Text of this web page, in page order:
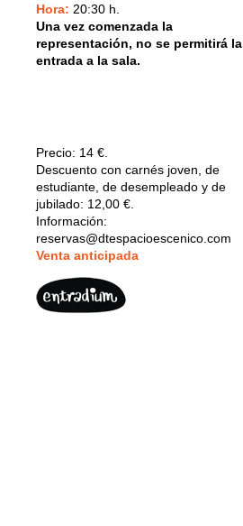
Hora: 20:30 h.
Una vez comenzada la
representación, no se permitirá la
entrada a la sala.
Precio: 14 €.
Descuento con carnés joven, de
estudiante, de desempleado y de
jubilado: 12,00 €.
Información:
reservas@dtespacioescenico.com
Venta anticipada